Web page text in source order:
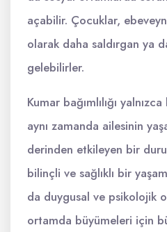
açabilir. Çocuklar,
olarak daha saldırgan ya
gelebilirler.
Kumar bağımlılığı
aynı zamanda ailesinin
derinden etkileyen bir
bilinçli ve sağlıklı bir
da duygusal ve psikolojik
ortamda büyümeleri için